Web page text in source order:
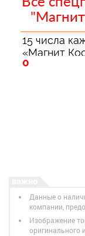
"Магнит
15 числа
«Магнит
0
Данные о
компании,
Изображение
оригинального